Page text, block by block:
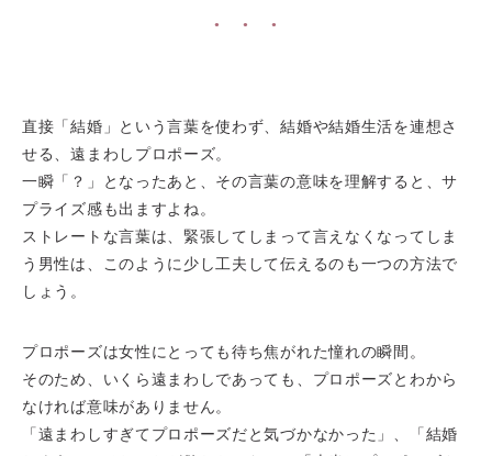
● ● ●
直接「結婚」という言葉を使わず、結婚や結婚生活を連想さ
せる、遠まわしプロポーズ。
一瞬「？」となったあと、その言葉の意味を理解すると、サ
プライズ感も出ますよね。
ストレートな言葉は、緊張してしまって言えなくなってしま
う男性は、このように少し工夫して伝えるのも一つの方法で
しょう。
プロポーズは女性にとっても待ち焦がれた憧れの瞬間。
そのため、いくら遠まわしであっても、プロポーズとわから
なければ意味がありません。
「遠まわしすぎてプロポーズだと気づかなかった」、「結婚